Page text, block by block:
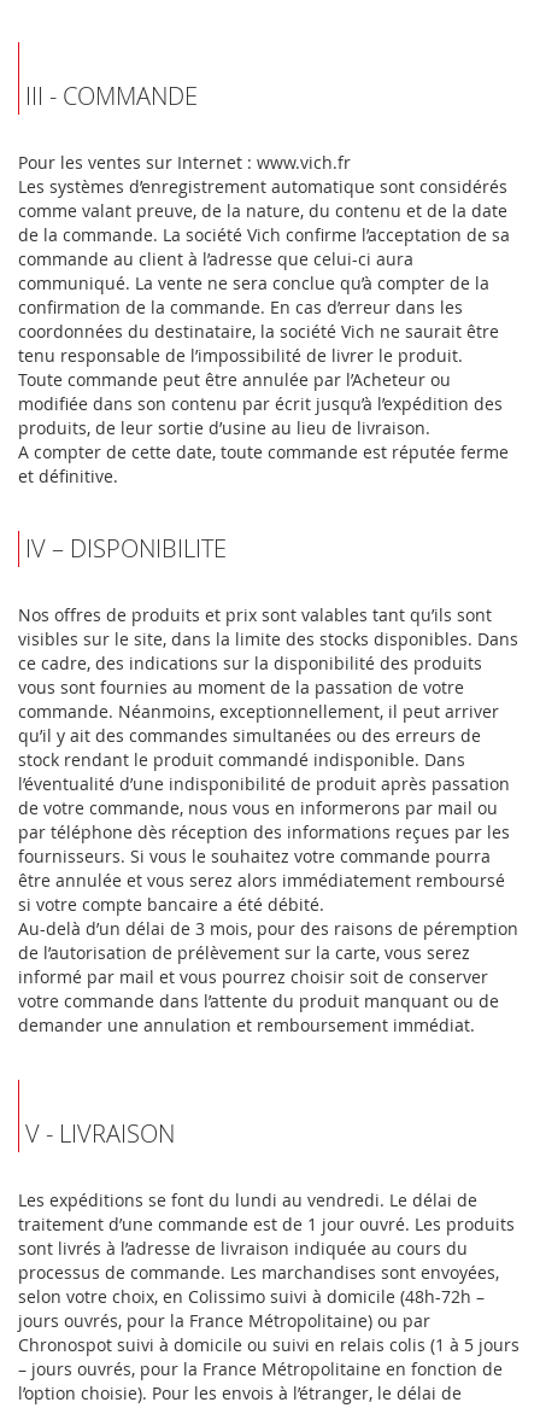
III - COMMANDE
Pour les ventes sur Internet : www.vich.fr
Les systèmes d’enregistrement automatique sont considérés
comme valant preuve, de la nature, du contenu et de la date
de la commande. La société Vich confirme l’acceptation de sa
commande au client à l’adresse que celui-ci aura
communiqué. La vente ne sera conclue qu’à compter de la
confirmation de la commande. En cas d’erreur dans les
coordonnées du destinataire, la société Vich ne saurait être
tenu responsable de l’impossibilité de livrer le produit.
Toute commande peut être annulée par l’Acheteur ou
modifiée dans son contenu par écrit jusqu’à l’expédition des
produits, de leur sortie d’usine au lieu de livraison.
A compter de cette date, toute commande est réputée ferme
et définitive.
IV – DISPONIBILITE
Nos offres de produits et prix sont valables tant qu’ils sont
visibles sur le site, dans la limite des stocks disponibles. Dans
ce cadre, des indications sur la disponibilité des produits
vous sont fournies au moment de la passation de votre
commande. Néanmoins, exceptionnellement, il peut arriver
qu’il y ait des commandes simultanées ou des erreurs de
stock rendant le produit commandé indisponible. Dans
l’éventualité d’une indisponibilité de produit après passation
de votre commande, nous vous en informerons par mail ou
par téléphone dès réception des informations reçues par les
fournisseurs. Si vous le souhaitez votre commande pourra
être annulée et vous serez alors immédiatement remboursé
si votre compte bancaire a été débité.
Au-delà d’un délai de 3 mois, pour des raisons de péremption
de l’autorisation de prélèvement sur la carte, vous serez
informé par mail et vous pourrez choisir soit de conserver
votre commande dans l’attente du produit manquant ou de
demander une annulation et remboursement immédiat.
V - LIVRAISON
Les expéditions se font du lundi au vendredi. Le délai de
traitement d’une commande est de 1 jour ouvré. Les produits
sont livrés à l’adresse de livraison indiquée au cours du
processus de commande. Les marchandises sont envoyées,
selon votre choix, en Colissimo suivi à domicile (48h-72h –
jours ouvrés, pour la France Métropolitaine) ou par
Chronospot suivi à domicile ou suivi en relais colis (1 à 5 jours
– jours ouvrés, pour la France Métropolitaine en fonction de
l’option choisie). Pour les envois à l’étranger, le délai de